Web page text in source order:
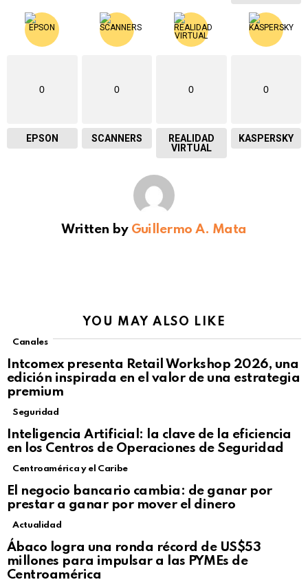
0
EPSON
0
SCANNERS
0
REALIDAD
VIRTUAL
0
KASPERSKY
Written by Guillermo A. Mata
YOU MAY ALSO LIKE
Canales
Intcomex presenta Retail Workshop 2026, una
edición inspirada en el valor de una estrategia
premium
Seguridad
Inteligencia Artificial: la clave de la eficiencia
en los Centros de Operaciones de Seguridad
Centroamérica y el Caribe
El negocio bancario cambia: de ganar por
prestar a ganar por mover el dinero
Not Safe For Work
Click to view this post
Actualidad
Ábaco logra una ronda récord de US$53
millones para impulsar a las PYMEs de
Centroamérica